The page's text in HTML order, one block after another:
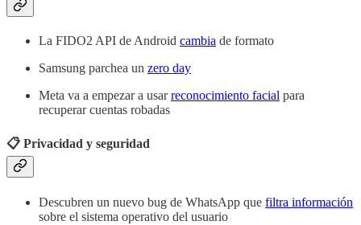
La FIDO2 API de Android cambia de formato
Samsung parchea un zero day
Meta va a empezar a usarreconocimiento facial para
recuperar cuentas robadas
📋 Privacidad y seguridad
Descubren un nuevo bug de WhatsApp que filtra información
sobre el sistema operativo del usuario